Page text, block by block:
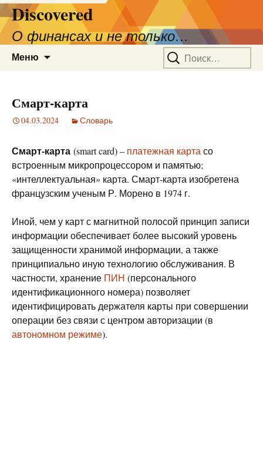
Discovered
О финансах и не только…
Меню Найти:
Смарт-карта
04.03.2024 Словарь
Смарт-карта (smart card) – платежная карта со
встроенным микропроцессором и памятью;
«интеллектуальная» карта. Смарт-карта изобретена
французским ученым Р. Морено в 1974 г.
Иной, чем у карт с магнитной полосой принцип записи
информации обеспечивает более высокий уровень
защищенности хранимой информации, а также
принципиально иную технологию обслуживания. В
частности, хранение ПИН (персонального
идентификационного номера) позволяет
идентифицировать держателя карты при совершении
операции без связи с центром авторизации (в
автономном режиме).